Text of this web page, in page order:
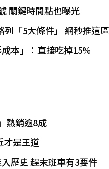
關鍵時間點也曝光
「5大條件」 網秒推這區
本」：直接吃掉15%
熱銷逾8成
才是王道
歷史 趕末班車有3要件